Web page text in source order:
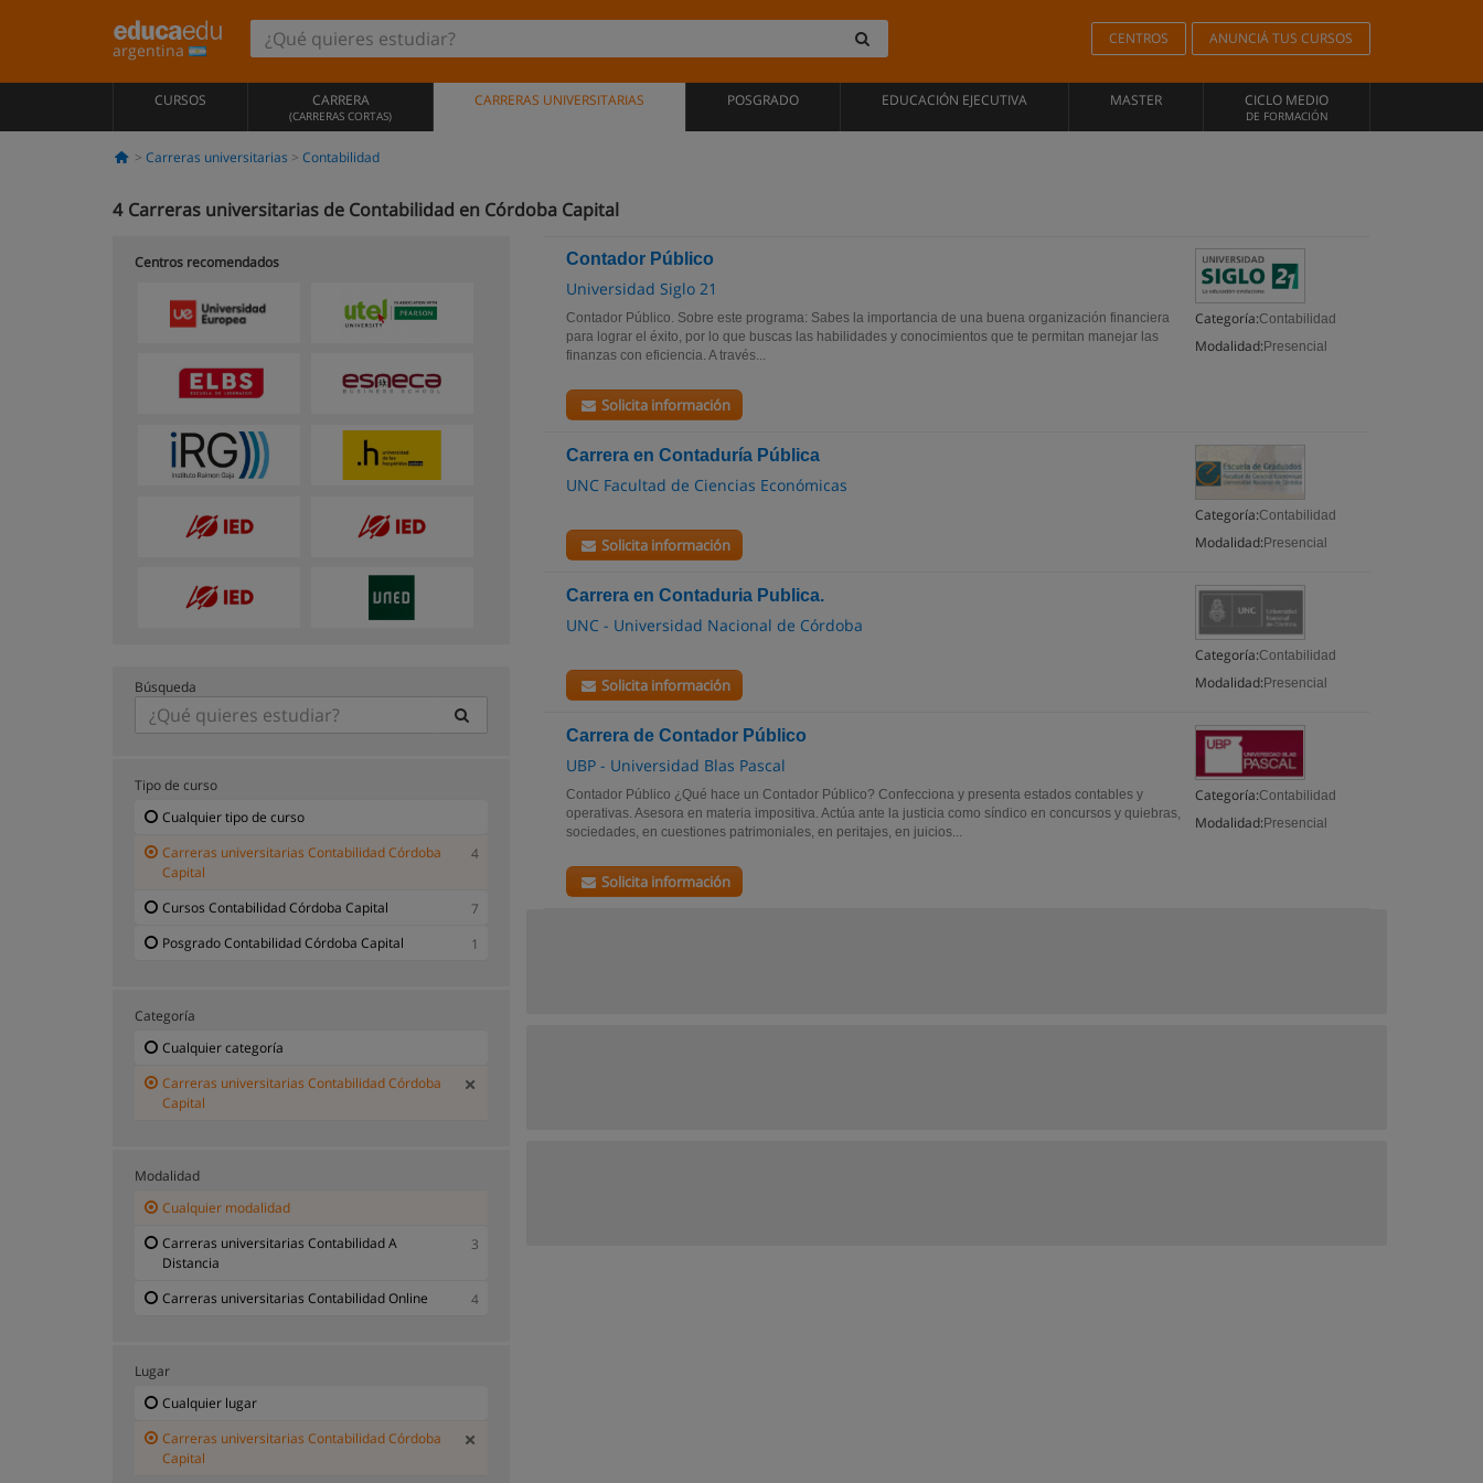
argentina
CENTROS ANUNCIÁ TUS CURSOS
CURSOS CARRERA
(CARRERAS CORTAS)
CARRERAS UNIVERSITARIAS POSGRADO EDUCACIÓN EJECUTIVA MASTER CICLO MEDIO
DE FORMACIÓN
Carreras universitarias Contabilidad
4 Carreras universitarias de Contabilidad en Córdoba Capital
Contador Público
Universidad Siglo 21
Categoría:Contabilidad
Modalidad: Presencial
Contador Público. Sobre este programa: Sabes la importancia de una buena organización financiera
para lograr el éxito, por lo que buscas las habilidades y conocimientos que te permitan manejar las
finanzas con eficiencia. A través...
Solicita información
Carrera en Contaduría Pública
UNC Facultad de Ciencias Económicas
Categoría:Contabilidad
Modalidad: Presencial
Solicita información
Carrera en Contaduria Publica.
UNC - Universidad Nacional de Córdoba
Categoría:Contabilidad
Modalidad: Presencial
Solicita información
Carrera de Contador Público
UBP - Universidad Blas Pascal
Categoría:Contabilidad
Modalidad: Presencial
Contador Público ¿Qué hace un Contador Público? Confecciona y presenta estados contables y
operativas. Asesora en materia impositiva. Actúa ante la justicia como síndico en concursos y quiebras,
sociedades, en cuestiones patrimoniales, en peritajes, en juicios...
Solicita información
Centros recomendados
Búsqueda
Tipo de curso
Cualquier tipo de curso
Carreras universitarias Contabilidad Córdoba
Capital
4
Cursos Contabilidad Córdoba Capital
7
Posgrado Contabilidad Córdoba Capital
1
Categoría
Cualquier categoría
Carreras universitarias Contabilidad Córdoba
Capital
Modalidad
Cualquier modalidad
Carreras universitarias Contabilidad A
Distancia
3
Carreras universitarias Contabilidad Online 4
Lugar
Cualquier lugar
Carreras universitarias Contabilidad Córdoba
Capital